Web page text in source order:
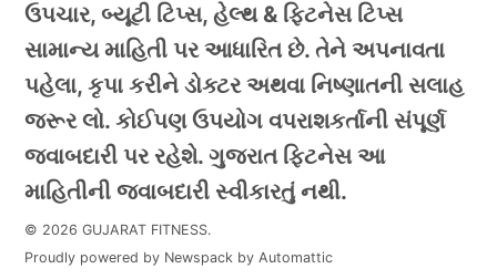
ઉપચાર, બ્યૂટી ટિપ્સ, હેલ્થ & ફિટનેસ ટિપ્સ
સામાન્ય માહિતી પર આધારિત છે. તેને અપનાવતા
પહેલા, કૃપા કરીને ડોક્ટર અથવા નિષ્ણાતની સલાહ
જરૂર લો. કોઈપણ ઉપયોગ વપરાશકર્તાની સંપૂર્ણ
જવાબદારી પર રહેશે. ગુજરાત ફિટનેસ આ
માહિતીની જવાબદારી સ્વીકારતું નથી.
© 2026 GUJARAT FITNESS.
Proudly powered by Newspack by Automattic